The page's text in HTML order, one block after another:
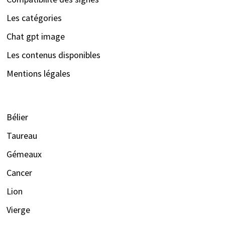
Les catégories
Chat gpt image
Les contenus disponibles
Mentions légales
Bélier
Taureau
Gémeaux
Cancer
Lion
Vierge